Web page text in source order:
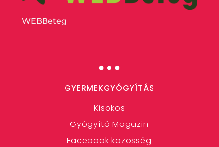
WEBBeteg
…
GYERMEKGYÓGYÍTÁS
Kisokos
Gyógyító Magazin
Facebook közösség